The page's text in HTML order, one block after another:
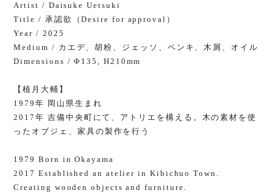
Artist / Daisuke Uetsuki
Title / 承認欲（Desire for approval）
Year / 2025
Medium / カエデ、胡粉、ジェッソ、ペンキ、木屑、オイル
Dimensions / Φ135, H210mm
【植月大輔】
1979年 岡山県生まれ
2017年 吉備中央町にて、アトリエを構える。木の素材を使
ったオブジェ、家具の製作を行う
1979 Born in Okayama
2017 Established an atelier in Kibichuo Town.
Creating wooden objects and furniture.